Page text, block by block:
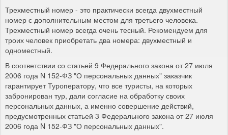
Трехместный номер - это практически всегда двухместный
номер с дополнительным местом для третьего человека.
Трехместный номер всегда очень тесный. Рекомендуем для
троих человек приобретать два номера: двухместный и
одноместный.
В соответствии со статьей 9 Федерального закона от 27 июля
2006 года N 152-ФЗ "О персональных данных" заказчик
гарантирует Туроператору, что все туристы, на которых
забронирован тур, дали согласие на обработку своих
персональных данных, а именно совершение действий,
предусмотренных статьей 3 Федерального закона от 27 июля
2006 года N 152-ФЗ "О персональных данных".